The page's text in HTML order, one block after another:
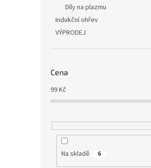
Díly na plazmu
Indukční ohřev
VÝPRODEJ
Cena
99Kč
Na skladě 6